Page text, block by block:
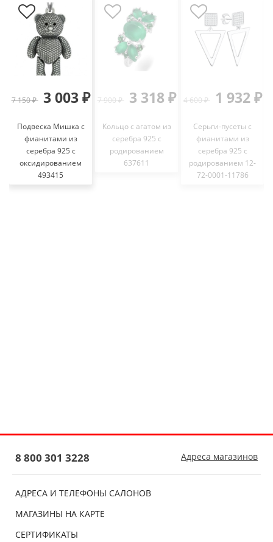
7 150 ₽ 3 003 ₽
Подвеска Мишка с
фианитами из
серебра 925 с
оксидированием
493415
7 900 ₽ 3 318 ₽
Кольцо с агатом из
серебра 925 с
родированием
637611
4 600 ₽ 1 932 ₽
Серьги-пусеты с
фианитами из
серебра 925 с
родированием 12-
72-0001-11786
АДРЕСА И ТЕЛЕФОНЫ САЛОНОВ
МАГАЗИНЫ НА КАРТЕ
СЕРТИФИКАТЫ
8 800 301 3228 Адреса магазинов